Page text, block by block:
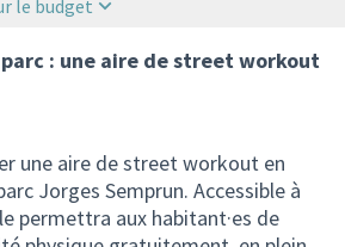
le budget
parc : une aire de street workout
une aire de street workout en
Jorges Semprun. Accessible à
permettra aux habitant·es de